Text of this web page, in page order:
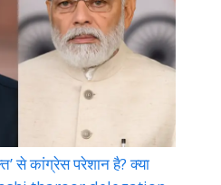
से कांग्रेस परेशान है? क्या